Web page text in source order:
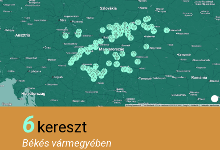
6 kereszt
Békés vármegyében